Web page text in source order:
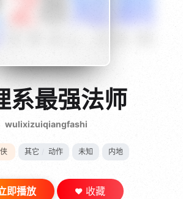
系最强法师
wulixizuiqiangfashi
其它 动作 未知 内地
即播放 收藏